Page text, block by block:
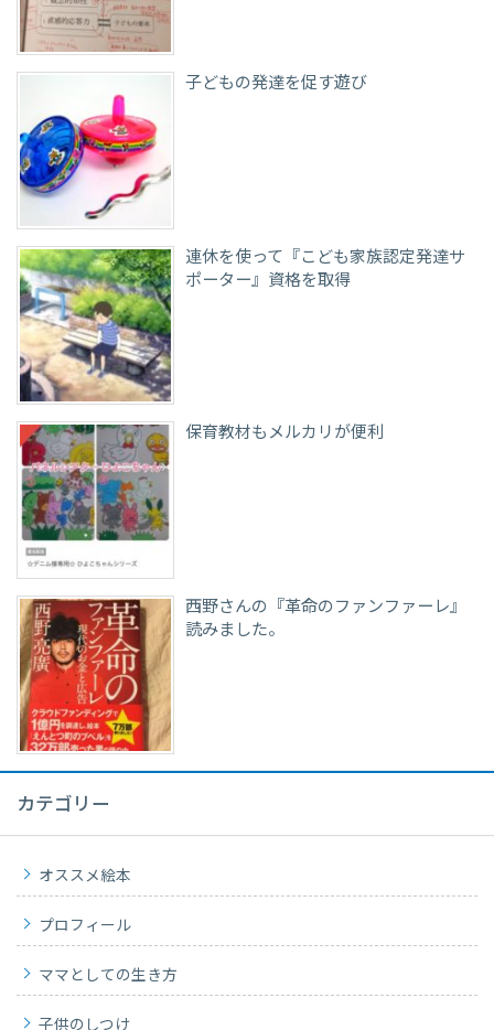
子どもの発達を促す遊び
連休を使って『こども家族認定発達サ
ポーター』資格を取得
保育教材もメルカリが便利
西野さんの『革命のファンファーレ』
読みました。
カテゴリー
オススメ絵本
プロフィール
ママとしての生き方
子供のしつけ